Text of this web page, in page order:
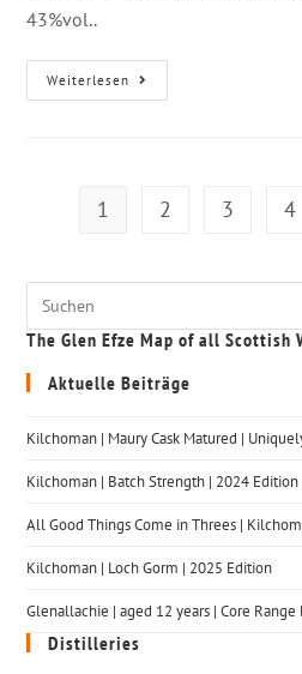
43%vol..
Weiterlesen
1 2 3 4
The Glen Efze Map of all
Aktuelle Beiträge
Kilchoman | Maury Cask Matured |
Kilchoman | Batch Strength | 2024 Edition
All Good Things Come in Threes |
Kilchoman | Loch Gorm​ | 2025 Edition
Glenallachie | aged 12 years | Core
Distilleries